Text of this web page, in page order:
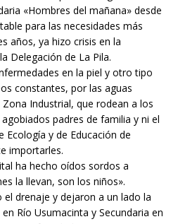
«Hombres del mañana» desde
para las necesidades más
años, ya hizo crisis en la
Delegación de La Pila.
en la piel y otro tipo
constantes, por las aguas
Industrial, que rodean a los
padres de familia y ni el
Ecología y de Educación de
importarles.
ha hecho oídos sordos a
la llevan, son los niños».
drenaje y dejaron a un lado la
Río Usumacinta y Secundaria en